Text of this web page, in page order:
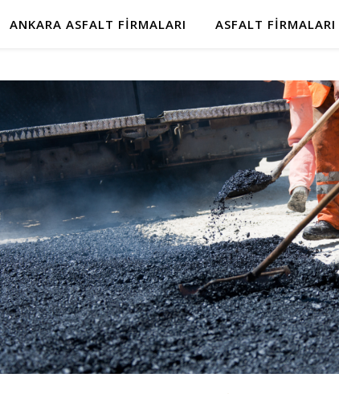
ANKARA ASFALT FIRMALARI ASFALT FIRMALARI